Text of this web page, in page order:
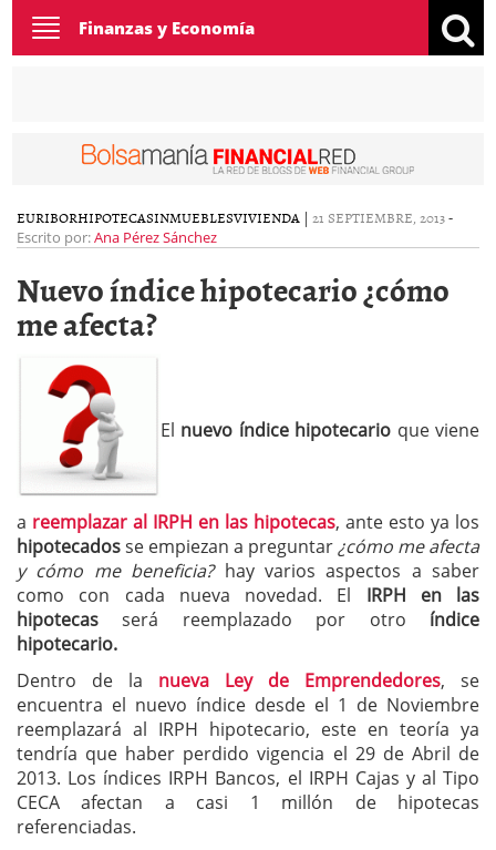
Toggle
navigation
Finanzas y Economía
EURIBORHIPOTECASINMUEBLESVIVIENDA | 21 SEPTIEMBRE, 2013-
Escrito por:Ana Pérez Sánchez
Nuevo índice hipotecario ¿cómo
me afecta?
El nuevo índice hipotecario que viene
a reemplazar al IRPH en las hipotecas, ante esto ya los
hipotecadosse empiezan a preguntar¿cómo me afecta
y cómo me beneficia?hay varios aspectos a saber
como con cada nueva novedad. El IRPH en las
hipotecas será reemplazado por otro índice
hipotecario.
Dentro de la nueva Ley de Emprendedores, se
encuentra el nuevo índice desde el 1 de Noviembre
reemplazará al IRPH hipotecario, este en teoría ya
tendría que haber perdido vigencia el 29 de Abril de
2013. Los índices IRPH Bancos, el IRPH Cajas y al Tipo
CECA afectan a casi 1 millón de hipotecas
referenciadas.